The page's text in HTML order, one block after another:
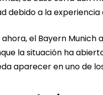
debido a la experiencia
ahora, el Bayern
la situación ha
aparecer en uno de